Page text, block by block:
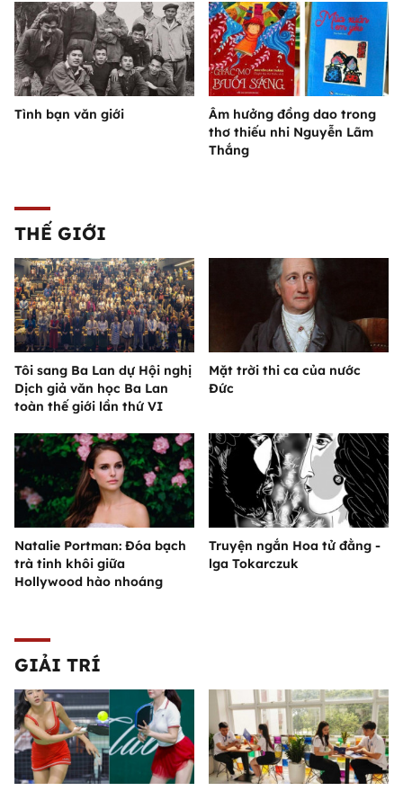
Tình bạn văn giới
Âm hưởng đồng dao trong
thơ thiếu nhi Nguyễn Lãm
Thắng
THẾ GIỚI
Tôi sang Ba Lan dự Hội nghị
Dịch giả văn học Ba Lan
toàn thế giới lần thứ VI
Mặt trời thi ca của nước
Đức
Natalie Portman: Đóa bạch
trà tinh khôi giữa
Hollywood hào nhoáng
Truyện ngắn Hoa tử đằng -
lga Tokarczuk
GIẢI TRÍ